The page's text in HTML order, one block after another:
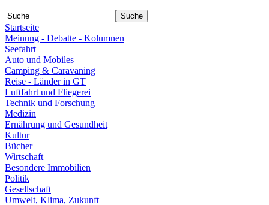
Startseite
Meinung - Debatte - Kolumnen
Seefahrt
Auto und Mobiles
Camping & Caravaning
Reise - Länder in GT
Luftfahrt und Fliegerei
Technik und Forschung
Medizin
Ernährung und Gesundheit
Kultur
Bücher
Wirtschaft
Besondere Immobilien
Politik
Gesellschaft
Umwelt, Klima, Zukunft